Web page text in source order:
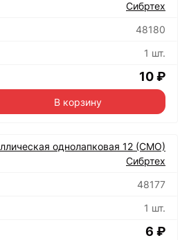
Сибртех
48180
1 шт.
10 ₽
В корзину
однолапковая 12 (СМО)
Сибртех
48177
1 шт.
6 ₽